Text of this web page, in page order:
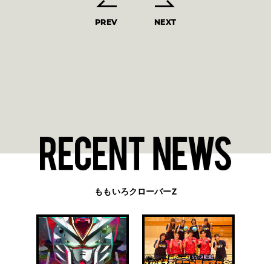
PREV NEXT
ももいろクローバーZ